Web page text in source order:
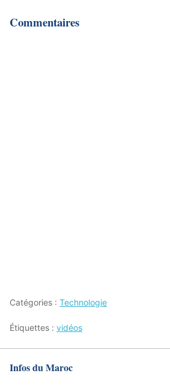
Commentaires
Catégories : Technologie
Étiquettes : vidéos
Infos du Maroc